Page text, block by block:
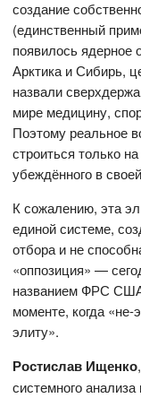
создание
(единственный
появилось ядерное
Арктика и Сибирь,
назвали
мире медицину,
Поэтому реальное
строиться только
убеждённого в
К сожалению, эта
единой системе,
отбора и не
«оппозиция» —
названием ФРС
моменте, когда
элиту».
Ростислав Ищенко
системного анализа